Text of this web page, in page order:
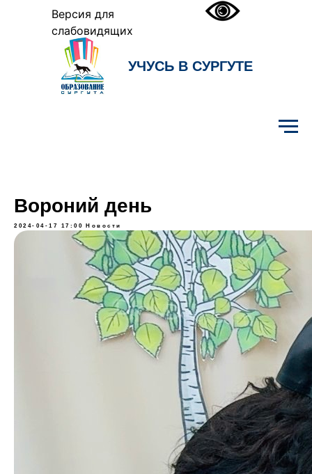
Версия для
слабовидящих
УЧУСЬ В СУРГУТЕ
Вороний день
2024-04-17 17:00 Новости